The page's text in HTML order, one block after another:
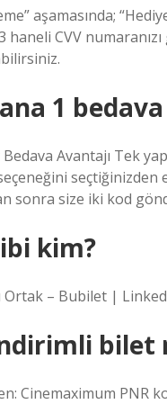
aşamasında;
haneli CVV
1 bedava
Avantajı Tek
sonra size iki kod
kim?
Ortak – Bubilet |
bilet
Cinemaximum PNR